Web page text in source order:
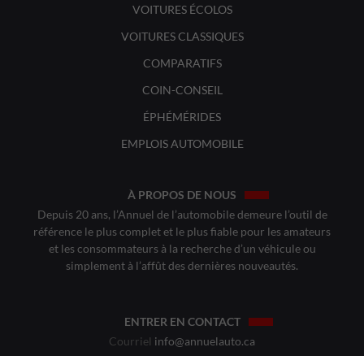
VOITURES ÉCOLOS
VOITURES CLASSIQUES
COMPARATIFS
COIN-CONSEIL
ÉPHÉMÉRIDES
EMPLOIS AUTOMOBILE
À PROPOS DE NOUS
Depuis 20 ans, l’Annuel de l’automobile demeure l’outil de
référence le plus complet et le plus fiable pour les amateurs
et les consommateurs à la recherche d’un véhicule ou
simplement à l’affût des dernières nouveautés.
ENTRER EN CONTACT
Courriel info@annuelauto.ca